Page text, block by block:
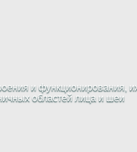
и функционирования,
областей лица и шеи